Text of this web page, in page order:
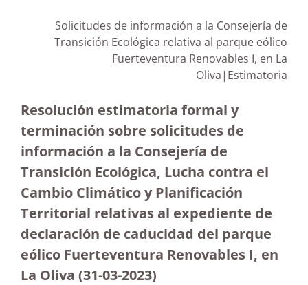
Solicitudes de información a la Consejería de
Transición Ecológica relativa al parque eólico
Fuerteventura Renovables I, en La
Oliva|Estimatoria
Resolución estimatoria formal y
terminación sobre solicitudes de
información a la Consejería de
Transición Ecológica, Lucha contra el
Cambio Climático y Planificación
Territorial relativas al expediente de
declaración de caducidad del parque
eólico Fuerteventura Renovables I, en
La Oliva (31-03-2023)